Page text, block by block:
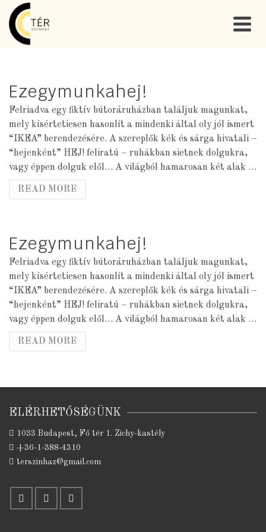
Ezegymunkahej!
Felriadva egy fiktív bútoráruházban találjuk magunkat,
mely kísértetiesen hasonlít a mindenki által oly jól ismert
“IKEA” berendezésére. A szereplők kék és sárga hivatali –
“hejenként” HEJ! feliratú – ruhákban sietnek dolgukra,
vagy éppen dolguk elől… A világból hamarosan két alak …
READ MORE
Ezegymunkahej!
Felriadva egy fiktív bútoráruházban találjuk magunkat,
mely kísértetiesen hasonlít a mindenki által oly jól ismert
“IKEA” berendezésére. A szereplők kék és sárga hivatali –
“hejenként” HEJ! feliratú – ruhákban sietnek dolgukra,
vagy éppen dolguk elől… A világból hamarosan két alak …
READ MORE
ELÉRHETŐSÉGÜNK
1033 Budapest, Fő tér 1. Zichy-kastély
+36-1-388-4310
terszinhaz@gmail.com